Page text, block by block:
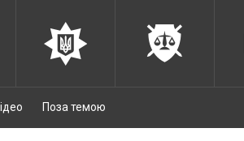
Поза темою